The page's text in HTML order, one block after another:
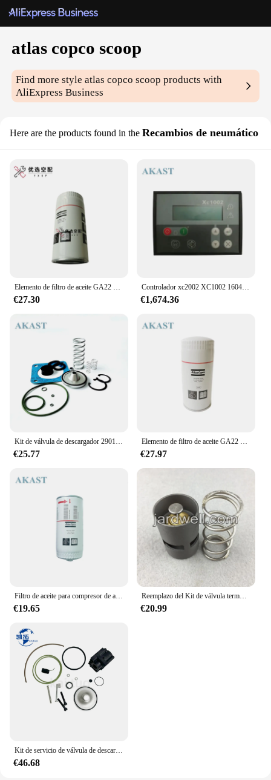
atlas copco scoop
Find more styleatlas copco scoop products with
AliExpress Business
Here are the products found in the Recambios de neumático
Elemento de filtro de aceite GA22 para compresor de aire Atlas Copco, 1613610500 = 1613610590
€27.30
Controlador xc2002 XC1002 1604942203 1604942201, piezas de compresor de aire, panel de control atlas copco
€1,674.36
Kit de válvula de descargador 2901000201(2901-0002-01), piezas de repuesto del mercado de accesorios para compresor de aire de tornillo ATLAS COPCO GA15/GA18/GA22
€25.77
Elemento de filtro de aceite GA22 para compresor de aire Atlas Copco, 1613610500 = 1613610590
€27.97
Filtro de aceite para compresor de aire, accesorio para Atlas Copco GA22/GA30/GA37/GA45/GA55, 1625752500, 1625752501
€19.65
Reemplazo del Kit de válvula termostática para compresor Atlas Copco GA22/30, 2901161600(2901-1616-00)
€20.99
Kit de servicio de válvula de descargador 2902016100(2902-0161-00) para compresor de aire de tornillo Atlas Copco GA15-GA22
€46.68